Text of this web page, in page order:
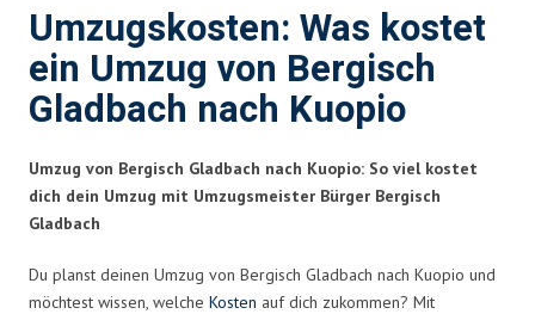
Umzugskosten: Was kostet
ein Umzug von Bergisch
Gladbach nach Kuopio
Umzug von Bergisch Gladbach nach Kuopio: So viel kostet
dich dein Umzug mit Umzugsmeister Bürger Bergisch
Gladbach
Du planst deinen Umzug von Bergisch Gladbach nach Kuopio und
möchtest wissen, welche Kosten auf dich zukommen? Mit